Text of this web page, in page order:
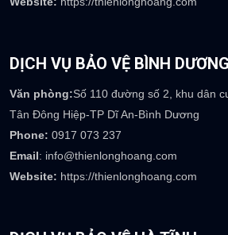
Văn phòng: Biệt thự M2-L7, KĐT Dương
Phone:
0922 236 777
Email: info@thienlonghoang.com
Website:https://thienlonghoang.com
DỊCH VỤ BẢO VỆ BÌNH DƯƠNG
Tân Đông Hiệp-TP Dĩ An-Bình Dương